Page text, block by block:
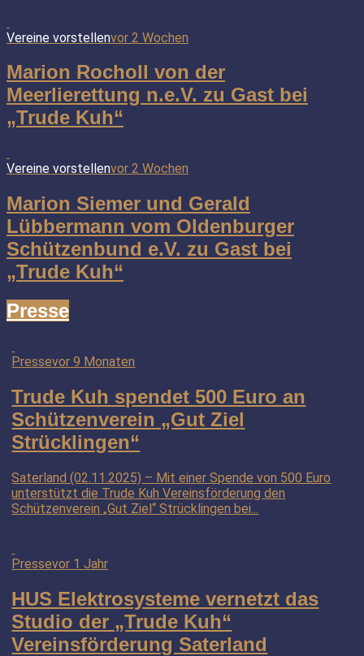
Vereine vorstellenvor 2 Wochen
Marion Rocholl von der
Meerlierettung n.e.V. zu Gast bei
„Trude Kuh“
Vereine vorstellenvor 2 Wochen
Marion Siemer und Gerald
Lübbermann vom Oldenburger
Schützenbund e.V. zu Gast bei
„Trude Kuh“
Presse
Pressevor 9 Monaten
Trude Kuh spendet 500 Euro an
Schützenverein „Gut Ziel
Strücklingen“
Saterland (02.11.2025) – Mit einer Spende von 500 Euro
unterstützt die Trude Kuh Vereinsförderung den
Schützenverein „Gut Ziel“ Strücklingen bei...
Pressevor 1 Jahr
HUS Elektrosysteme vernetzt das
Studio der „Trude Kuh“
Vereinsförderung Saterland